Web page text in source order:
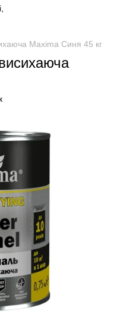
Maxima Синя 45 кг